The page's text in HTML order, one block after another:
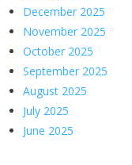
December 2025
November 2025
October 2025
September 2025
August 2025
July 2025
June 2025